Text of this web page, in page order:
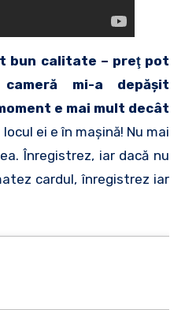
bun calitate – preţ pot
mi-a depăşit
e mai mult decât
ei e în maşină! Nu mai
Înregistrez, iar dacă nu
cardul, înregistrez iar